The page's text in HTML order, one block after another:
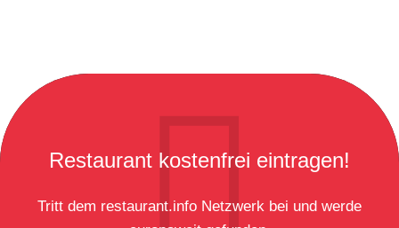
Restaurant kostenfrei eintragen!
Tritt dem restaurant.info Netzwerk bei und werde